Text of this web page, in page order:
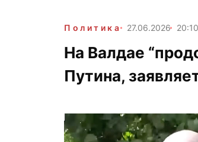
Политика 27.06.2026 20:10
На Валдае
Путина,